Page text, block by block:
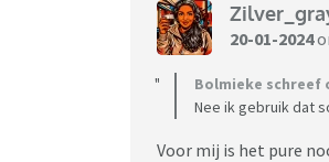
20-01-2024
Bolmieke schreef
Nee ik gebruik dat
Voor mij is het pure